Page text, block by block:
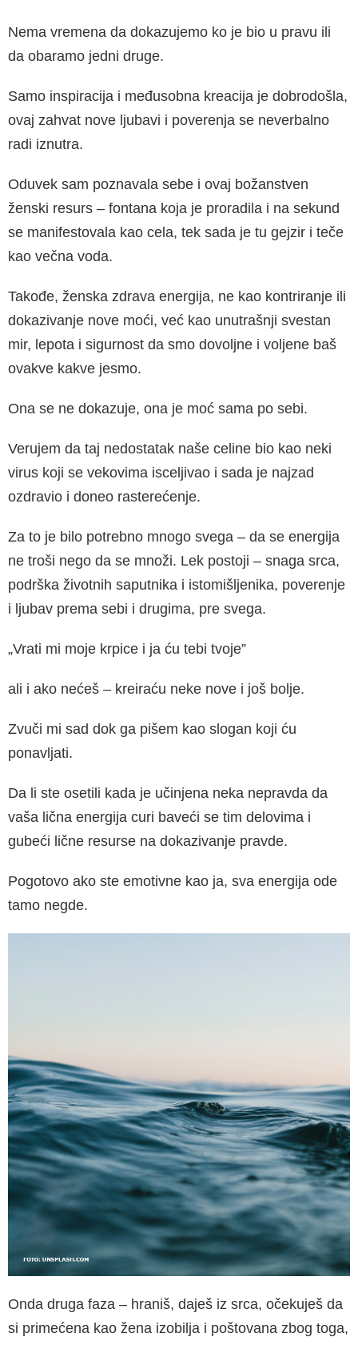
Nema vremena da dokazujemo ko je bio u pravu ili
da obaramo jedni druge.
Samo inspiracija i međusobna kreacija je dobrodošla,
ovaj zahvat nove ljubavi i poverenja se neverbalno
radi iznutra.
Oduvek sam poznavala sebe i ovaj božanstven
ženski resurs – fontana koja je proradila i na sekund
se manifestovala kao cela, tek sada je tu gejzir i teče
kao večna voda.
Takođe, ženska zdrava energija, ne kao kontriranje ili
dokazivanje nove moći, već kao unutrašnji svestan
mir, lepota i sigurnost da smo dovoljne i voljene baš
ovakve kakve jesmo.
Ona se ne dokazuje, ona je moć sama po sebi.
Verujem da taj nedostatak naše celine bio kao neki
virus koji se vekovima isceljivao i sada je najzad
ozdravio i doneo rasterećenje.
Za to je bilo potrebno mnogo svega – da se energija
ne troši nego da se množi. Lek postoji – snaga srca,
podrška životnih saputnika i istomišljenika, poverenje
i ljubav prema sebi i drugima, pre svega.
„Vrati mi moje krpice i ja ću tebi tvoje”
ali i ako nećeš – kreiraću neke nove i još bolje.
Zvuči mi sad dok ga pišem kao slogan koji ću
ponavljati.
Da li ste osetili kada je učinjena neka nepravda da
vaša lična energija curi baveći se tim delovima i
gubeći lične resurse na dokazivanje pravde.
Pogotovo ako ste emotivne kao ja, sva energija ode
tamo negde.
Onda druga faza – hraniš, daješ iz srca, očekuješ da
si primećena kao žena izobilja i poštovana zbog toga,